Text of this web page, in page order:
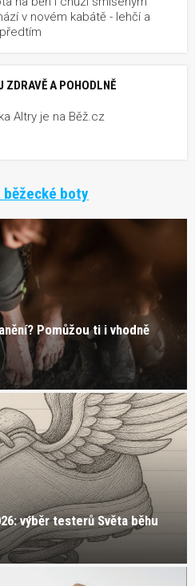
v novém kabátě - lehčí a
ZDRAVĚ A POHODLNĚ
Altry je na Běž.cz
boty
Pomůžou ti i vhodně
výběr testerů Světa běhu